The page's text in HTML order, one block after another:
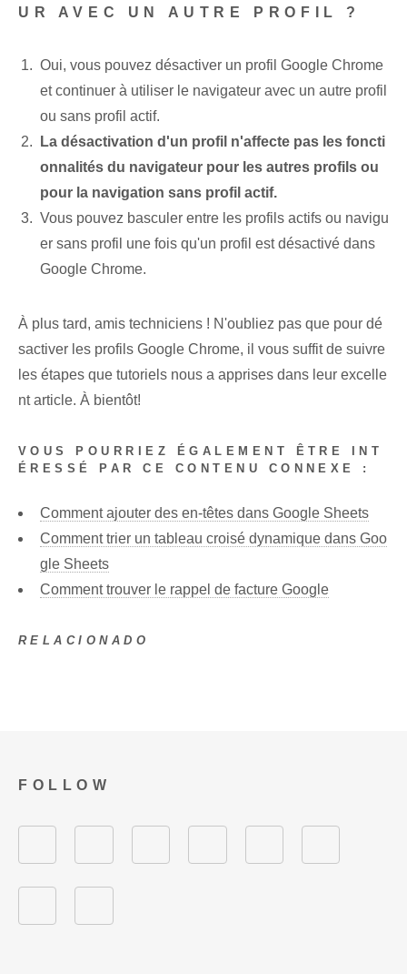
UR AVEC UN AUTRE PROFIL ?
Oui, vous pouvez désactiver un profil Google Chrome
et continuer à utiliser le navigateur avec un autre profil
ou sans profil actif.
La désactivation d'un profil n'affecte pas les foncti
onnalités du navigateur pour les autres profils ou
pour la navigation sans profil actif.
Vous pouvez basculer entre les profils actifs ou navigu
er sans profil une fois qu'un profil est désactivé dans
Google Chrome.
À plus tard, amis techniciens ! N'oubliez pas que pour dé
sactiver les profils Google Chrome, il vous suffit de suivre
les étapes que tutoriels nous a apprises dans leur excelle
nt article. À bientôt!
VOUS POURRIEZ ÉGALEMENT ÊTRE INT
ÉRESSÉ PAR CE CONTENU CONNEXE :
Comment ajouter des en-têtes dans Google Sheets
Comment trier un tableau croisé dynamique dans Goo
gle Sheets
Comment trouver le rappel de facture Google
RELACIONADO
FOLLOW